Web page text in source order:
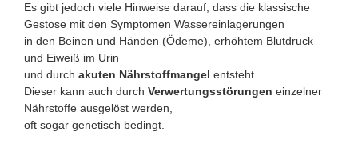
Es gibt jedoch viele Hinweise darauf, dass die klassische
Gestose mit den Symptomen Wassereinlagerungen
in den Beinen und Händen (Ödeme), erhöhtem Blutdruck
und Eiweiß im Urin
und durch akuten Nährstoffmangel entsteht.
Dieser kann auch durch Verwertungsstörungen einzelner
Nährstoffe ausgelöst werden,
oft sogar genetisch bedingt.